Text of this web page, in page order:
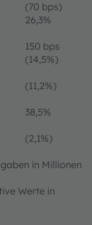
(70 bps)
26,3%
150 bps
(14,5%)
(11,2%)
38,5%
(2,1%)
in Millionen
Werte in